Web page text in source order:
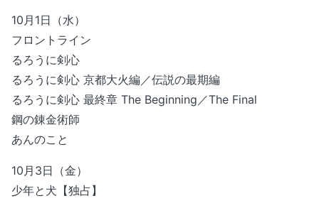
10月1日（水）
フロントライン
るろうに剣心
るろうに剣心 京都大火編／伝説の最期編
るろうに剣心 最終章 The Beginning／The Final
鋼の錬金術師
あんのこと
10月3日（金）
少年と犬【独占】